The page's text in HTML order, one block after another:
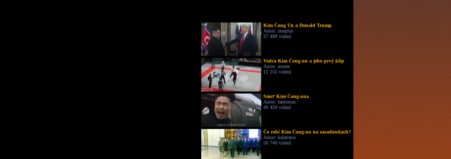
Kim Čong Un a Donald Trump
Autor: oneplus
37 488 videní
Vodca Kim Čong-un a jeho prvý klip
Autor: noone
11 255 videní
Smrť Kim Čong-una
Autor: fantomas
49 459 videní
Čo robí Kim Čong-un na zasadnutiach?
Autor: kalatrava
50 740 videní